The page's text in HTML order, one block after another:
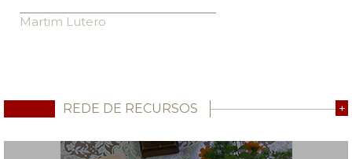
Martim Lutero
REDE DE RECURSOS +